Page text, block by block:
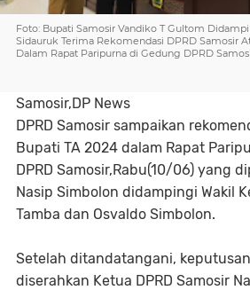
Foto: Bupati Samosir Vandiko T Gultom
Sidauruk Terima Rekomendasi DPRD Samosir
Dalam Rapat Paripurna di Gedung DPRD
Samosir,DP News
DPRD Samosir sampaikan
Bupati TA 2024 dalam Rapat
DPRD Samosir,Rabu(10/06) yang
Nasip Simbolon didampingi Wakil
Tamba dan Osvaldo Simbolon.
Setelah ditandatangani,
diserahkan Ketua DPRD Samosir